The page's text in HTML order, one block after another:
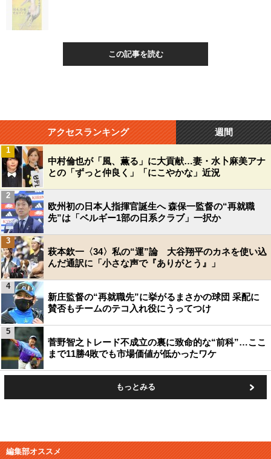
この記事を読む
アクセスランキング 週間
中村倫也が「風、薫る」に大貢献…妻・水卜麻美アナ
との「ずっと仲良く」「にこやかな」近況
1
欧州初の日本人指揮官誕生へ 森保一監督の“再就職
先”は「ベルギー1部の日系クラブ」一択か
2
萩本欽一〈34〉私の“運”論 大谷翔平のカネを使い込
んだ通訳に「小さな声で『ありがとう』」
3
新庄監督の“再就職先”に挙がるまさかの球団 采配に
賛否もチームのテコ入れ役にうってつけ
4
菅野智之トレード不成立の裏に致命的な“前科”…ここ
まで11勝4敗でも市場価値が低かったワケ
5
もっとみる
編集部オススメ